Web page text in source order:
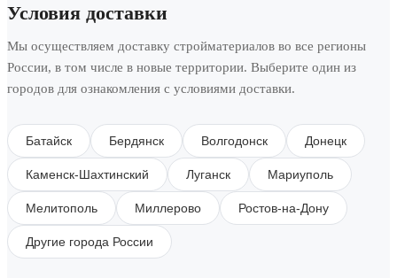
Условия доставки
Мы осуществляем доставку стройматериалов во все регионы
России, в том числе в новые территории. Выберите один из
городов для ознакомления с условиями доставки.
Батайск Бердянск Волгодонск Донецк
Каменск-Шахтинский Луганск Мариуполь
Мелитополь Миллерово Ростов-на-Дону
Другие города России